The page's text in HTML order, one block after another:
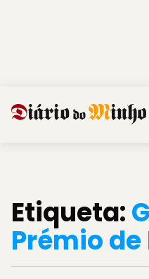
Etiqueta:
Prémio